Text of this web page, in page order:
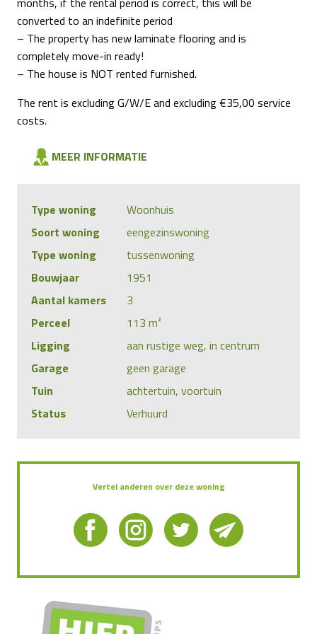
converted to an indefinite period
– The property has new laminate flooring and is
completely move-in ready!
– The house is NOT rented furnished.
The rent is excluding G/W/E and excluding €35,00 service
costs.
MEER INFORMATIE
Type woning
Woonhuis
Soort woning
eengezinswoning
Type woning
tussenwoning
Bouwjaar
1951
Aantal kamers
3
Perceel
113 m²
Ligging
aan rustige weg, in centrum
Garage
geen garage
Tuin
achtertuin, voortuin
Status
Verhuurd
Vertel anderen over deze woning